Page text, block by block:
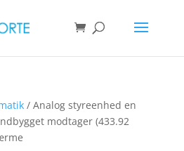
/ Analog styreenhed en
modtager (433.92